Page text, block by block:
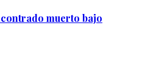
muerto bajo